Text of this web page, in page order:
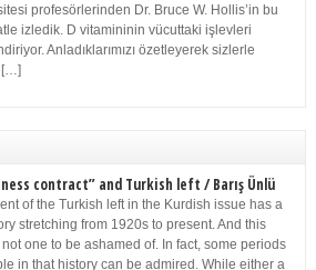
profesörlerinden Dr. Bruce W. Hollis’in bu
izledik. D vitamininin vücuttaki işlevleri
Anladıklarımızı özetleyerek sizlerle
[…]
contract” and Turkish left / Barış Ünlü
of the Turkish left in the Kurdish issue has a
stretching from 1920s to present. And this
not one to be ashamed of. In fact, some periods
in that history can be admired. While either a